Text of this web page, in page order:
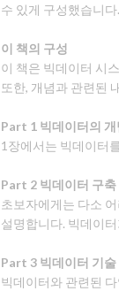
수 있게 구성했습니다.
이 책의 구성
이 책은 빅데이터 시
또한, 개념과 관련된
Part 1 빅데이터의
1장에서는 빅데이터
Part 2 빅데이터 구
초보자에게는 다소
설명합니다. 빅데이
Part 3 빅데이터 기
빅데이터와 관련된